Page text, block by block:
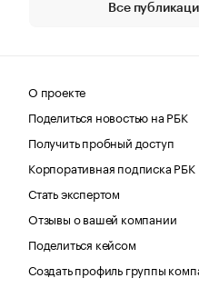
Все
О проекте
Поделиться новостью на РБК
Получить пробный доступ
Корпоративная подписка РБК
Стать экспертом
Отзывы о вашей компании
Поделиться кейсом
Создать профиль группы